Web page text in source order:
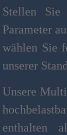
Stellen Sie
Parameter
wählen Sie
unserer
Unsere
enthalten